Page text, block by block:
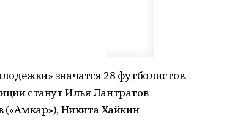
значатся 28 футболистов.
станут Илья Лантратов
(«Амкар»), Никита Хайкин